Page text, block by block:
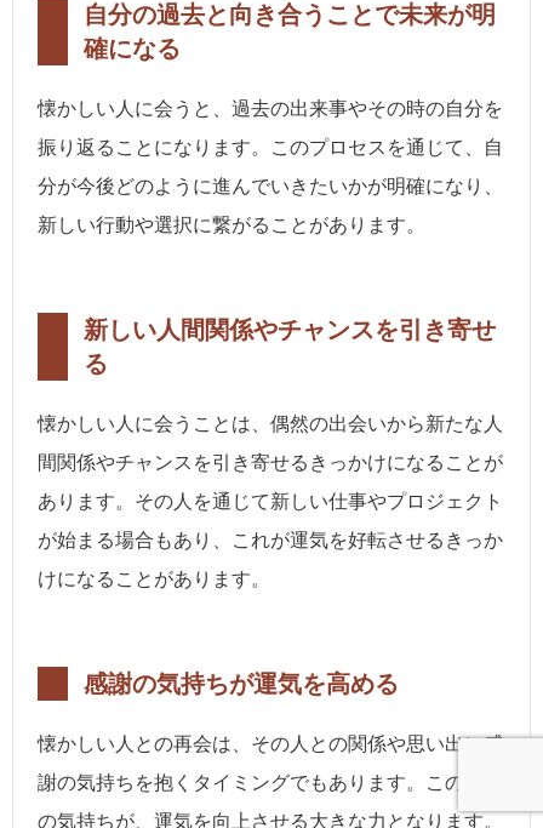
自分の過去と向き合うことで未来が明
確になる
懐かしい人に会うと、過去の出来事やその時の自分を
振り返ることになります。このプロセスを通じて、自
分が今後どのように進んでいきたいかが明確になり、
新しい行動や選択に繋がることがあります。
新しい人間関係やチャンスを引き寄せ
る
懐かしい人に会うことは、偶然の出会いから新たな人
間関係やチャンスを引き寄せるきっかけになることが
あります。その人を通じて新しい仕事やプロジェクト
が始まる場合もあり、これが運気を好転させるきっか
けになることがあります。
感謝の気持ちが運気を高める
懐かしい人との再会は、その人との関係や思い出に感
謝の気持ちを抱くタイミングでもあります。この感謝
の気持ちが、運気を向上させる大きな力となります。